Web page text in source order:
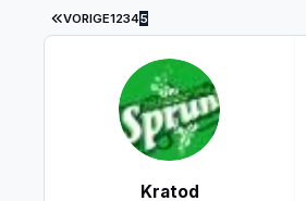
EERSTE PAGINA
VORIGE12345
Kratod